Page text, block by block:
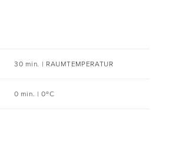
30 min. | RAUMTEMPERATUR
0 min. | 0ºC